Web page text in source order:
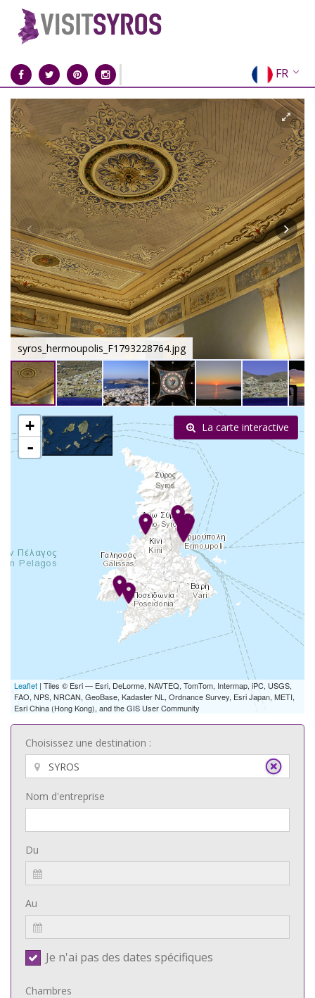
FR
EN
EL
DE
IT
ES
RU
CN
syros_hermoupolis_F1793228764.jpg
+
-
Leaflet | Tiles © Esri — Esri, DeLorme, NAVTEQ, TomTom, Intermap, iPC, USGS,
FAO, NPS, NRCAN, GeoBase, Kadaster NL, Ordnance Survey, Esri Japan, METI,
Esri China (Hong Kong), and the GIS User Community
La carte interactive
Choisissez une destination :
Nom d'entreprise
Du
Au
Je n'ai pas des dates spécifiques
Chambres